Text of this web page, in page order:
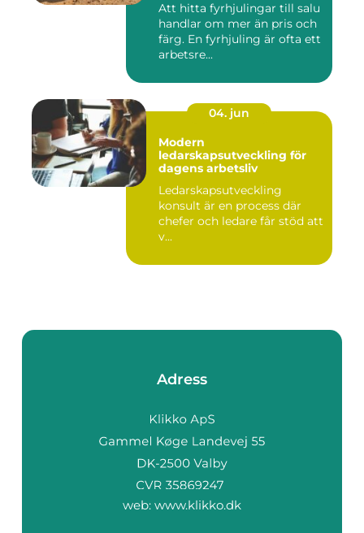
Att hitta fyrhjulingar till salu
handlar om mer än pris och
färg. En fyrhjuling är ofta ett
arbetsre...
04. jun
Modern
ledarskapsutveckling för
dagens arbetsliv
Ledarskapsutveckling
konsult är en process där
chefer och ledare får stöd att
v...
Adress
web: www.klikko.dk